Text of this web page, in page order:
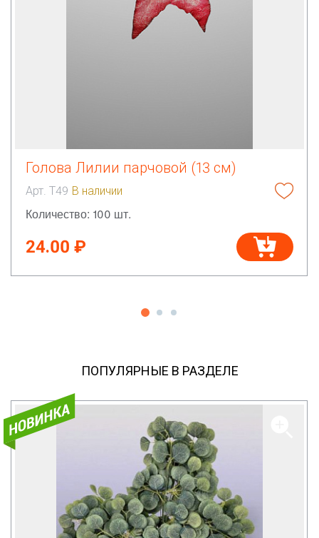
Голова Лилии парчовой (13 см)
Арт. Т49 В наличии
Количество: 100 шт.
24.00 ₽
ПОПУЛЯРНЫЕ В РАЗДЕЛЕ